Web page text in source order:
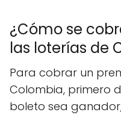
¿Cómo se
las loterías de
Para cobrar un
Colombia, primero
boleto sea